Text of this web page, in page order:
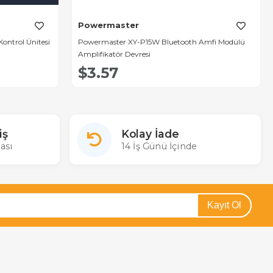
Ünitesi
Powermaster
Powermaster XY-P15W Bluetooth Amfi Modülü
Amplifikatör Devresi
$3.57
Kolay İade
14 İş Günü İçinde
Kayıt Ol